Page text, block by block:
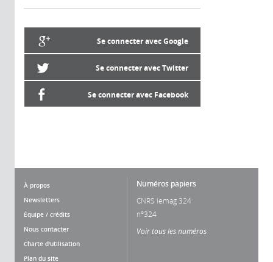
Se connecter avec Google
Se connecter avec Twitter
Se connecter avec Facebook
À propos
Newsletters
Équipe / crédits
Nous contacter
Charte d'utilisation
Plan du site
Numéros papiers
CNRS lemag 324
n°324
Voir tous les numéros